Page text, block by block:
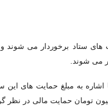
های ستاد برخوردار می
به مبلغ حمایت های این